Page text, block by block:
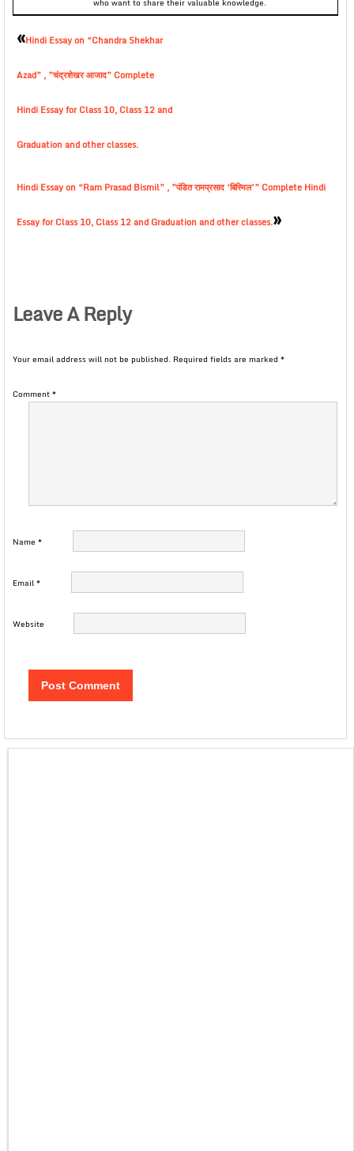
«Hindi Essay on “Chandra Shekhar
Azad” , ”चंद्रशेखर आजाद” Complete
Hindi Essay for Class 10, Class 12 and
Graduation and other classes.
Hindi Essay on “Ram Prasad Bismil” , ”पंडित रामप्रसाद ‘बिस्मिल’” Complete Hindi
Essay for Class 10, Class 12 and Graduation and other classes.»
Leave A Reply
Your email address will not be published. Required fields are marked *
Comment*
Name *
Email*
Website